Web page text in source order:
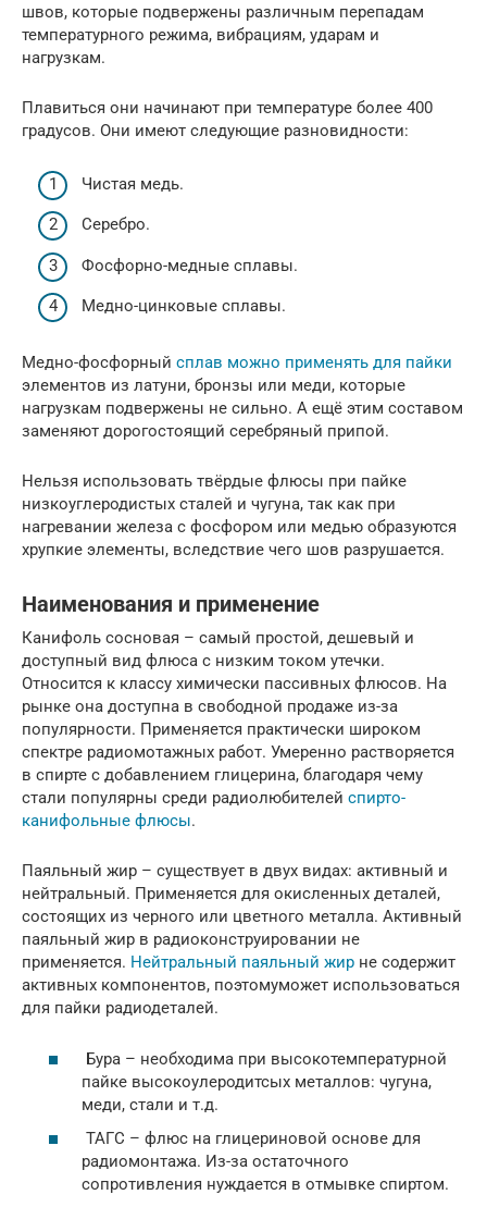
швов, которые подвержены различным перепадам
температурного режима, вибрациям, ударам и
нагрузкам.
Плавиться они начинают при температуре более 400
градусов. Они имеют следующие разновидности:
Чистая медь.
Серебро.
Фосфорно-медные сплавы.
Медно-цинковые сплавы.
Медно-фосфорный сплав можно применять для пайки
элементов из латуни, бронзы или меди, которые
нагрузкам подвержены не сильно. А ещё этим составом
заменяют дорогостоящий серебряный припой.
Нельзя использовать твёрдые флюсы при пайке
низкоуглеродистых сталей и чугуна, так как при
нагревании железа с фосфором или медью образуются
хрупкие элементы, вследствие чего шов разрушается.
Наименования и применение
Канифоль сосновая – самый простой, дешевый и
доступный вид флюса с низким током утечки.
Относится к классу химически пассивных флюсов. На
рынке она доступна в свободной продаже из-за
популярности. Применяется практически широком
спектре радиомотажных работ. Умеренно растворяется
в спирте с добавлением глицерина, благодаря чему
стали популярны среди радиолюбителей спирто-
канифольные флюсы.
Паяльный жир – существует в двух видах: активный и
нейтральный. Применяется для окисленных деталей,
состоящих из черного или цветного металла. Активный
паяльный жир в радиоконструировании не
применяется. Нейтральный паяльный жир не содержит
активных компонентов, поэтомуможет использоваться
для пайки радиодеталей.
Бура – необходима при высокотемпературной
пайке высокоулеродитсых металлов: чугуна,
меди, стали и т.д.
ТАГС – флюс на глицериновой основе для
радиомонтажа. Из-за остаточного
сопротивления нуждается в отмывке спиртом.